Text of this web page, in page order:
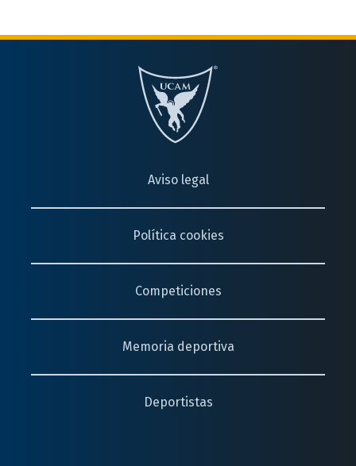
Aviso legal
Política cookies
Competiciones
Memoria deportiva
Deportistas